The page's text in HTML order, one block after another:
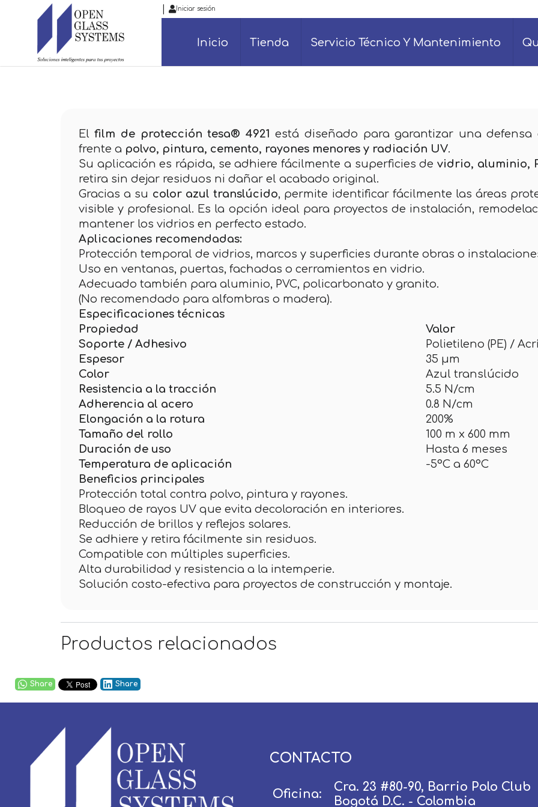
Iniciar sesión
Inicio Tienda Servicio Técnico Y Mantenimiento
Elfilm de protección tesa® 4921 está diseñado para garantizar una
frente a polvo, pintura, cemento, rayones menores y radiación UV.
Su aplicación es rápida, se adhiere fácilmente a superficies devidrio, aluminio,
retira sin dejar residuos ni dañar el acabado original.
Gracias a su color azul translúcido, permite identificar fácilmente las áreas
visible y profesional. Es la opción ideal para proyectos de instalación,
mantener los vidrios en perfecto estado.
Aplicaciones recomendadas:
Protección temporal de vidrios, marcos y superficies durante obras o
Uso en ventanas, puertas, fachadas o cerramientos en vidrio.
Adecuado también para aluminio, PVC, policarbonato y granito.
(No recomendado para alfombras o madera).
Especificaciones técnicas
Propiedad
Valor
Soporte / Adhesivo
Polietileno (PE) /
Espesor
35 µm
Color
Azul translúcido
Resistencia a la tracción
5.5 N/cm
Adherencia al acero
0.8 N/cm
Elongación a la rotura
200%
Tamaño del rollo
100 m x 600 mm
Duración de uso
Hasta 6 meses
Temperatura de aplicación
-5°C a 60°C
Beneficios principales
Protección total contra polvo, pintura y rayones.
Bloqueo de rayos UV que evita decoloración en interiores.
Reducción de brillos y reflejos solares.
Se adhiere y retira fácilmente sin residuos.
Compatible con múltiples superficies.
Alta durabilidad y resistencia a la intemperie.
Solución costo-efectiva para proyectos de construcción y montaje.
Productos relacionados
Share Share
CONTACTO
Oficina:
Cra. 23 #80-90, Barrio Polo Club
Bogotá D.C. - Colombia
Recordar Olvidé mi contraseña